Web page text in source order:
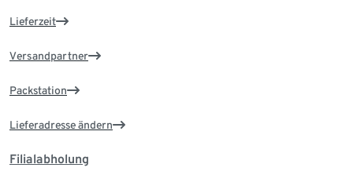
Lieferzeit
Versandpartner
Packstation
Lieferadresse ändern
Filialabholung